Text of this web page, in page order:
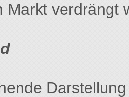
Markt verdrängt